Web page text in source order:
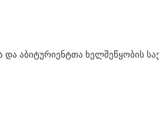
აბიტურიენტთა ხელშეწყობის